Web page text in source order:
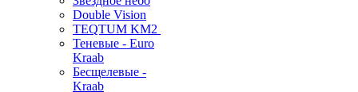
Double Vision
TEQTUM KM2
Теневые - Euro
Kraab
Бесщелевые -
Kraab